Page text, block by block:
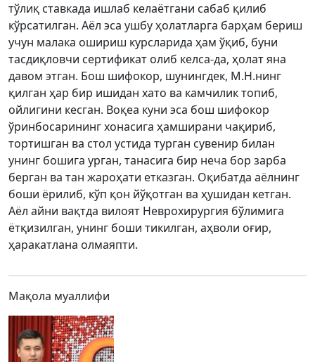
тўлиқ ставкада ишлаб келаётгани сабаб қилиб
кўрсатилган. Аёл эса ушбу ҳолатларга барҳам бериш
учун малака ошириш курсларида ҳам ўқиб, буни
тасдиқловчи сертификат олиб келса-да, ҳолат яна
давом этган. Бош шифокор, шунингдек, M.Н.нинг
қилган ҳар бир ишидан хато ва камчилик топиб,
ойлигини кесган. Воқеа куни эса бош шифокор
ўринбосарининг хонасига ҳамширани чақириб,
тортишган ва стол устида турган сувенир билан
унинг бошига урган, танасига бир неча бор зарба
берган ва тан жароҳати етказган. Оқибатда аёлнинг
боши ёрилиб, кўп қон йўқотган ва ҳушидан кетган.
Аёл айни вақтда вилоят Неврохирургия бўлимига
ётқизилган, унинг боши тикилган, аҳволи оғир,
ҳаракатлана олмаяпти.
Мақола муаллифи